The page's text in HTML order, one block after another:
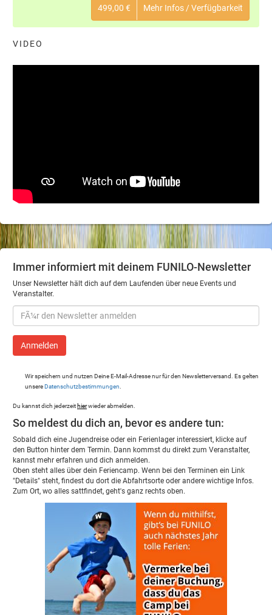
499,00 € Mehr Infos / Verfügbarkeit
VIDEO
Immer informiert mit deinem FUNILO-Newsletter
Unser Newsletter hält dich auf dem Laufenden über neue Events und
Veranstalter.
Wir speichern und nutzen Deine E-Mail-Adresse nur für den Newsletterversand. Es gelten
unsereDatenschutzbestimmungen
Du kannst dich jederzeit hierwieder abmelden.
So meldest du dich an, bevor es andere tun:
Sobald dich eine Jugendreise oder ein Ferienlager interessiert, klicke auf
den Button hinter dem Termin. Dann kommst du direkt zum Veranstalter,
kannst mehr erfahren und dich anmelden.
Oben steht alles über dein Feriencamp. Wenn bei den Terminen ein Link
"Details" steht, findest du dort die Abfahrtsorte oder andere wichtige Infos.
Zum Ort, wo alles sattfindet, geht's ganz rechts oben.